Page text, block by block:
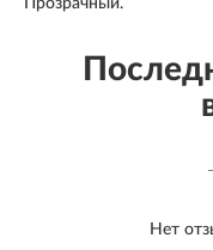
Прозрачный.
Нет